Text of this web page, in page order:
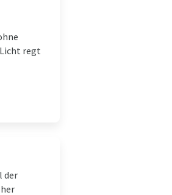
regt
der